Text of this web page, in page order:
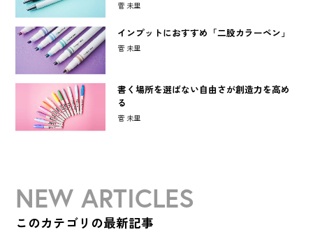
菅 未里
インプットにおすすめ「二股カラーペン」
菅 未里
書く場所を選ばない自由さが創造力を高め
る
菅 未里
NEW ARTICLES
このカテゴリの最新記事